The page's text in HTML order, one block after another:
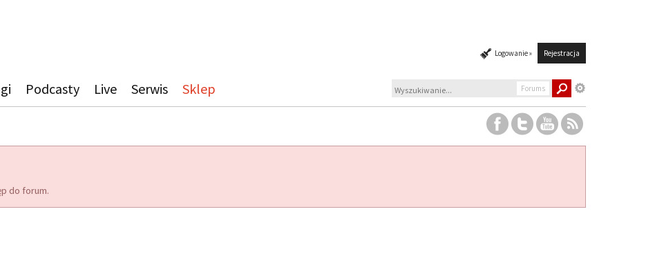
Logowanie » Rejestracja
Podcasty Live Serwis Sklep Forums
do forum.